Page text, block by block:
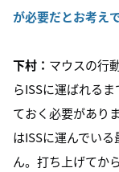
が必要だとお考え
下村： マウスの行
らISSに運ばれる
ておく必要があり
はISSに運んでい
ん。打ち上げてか